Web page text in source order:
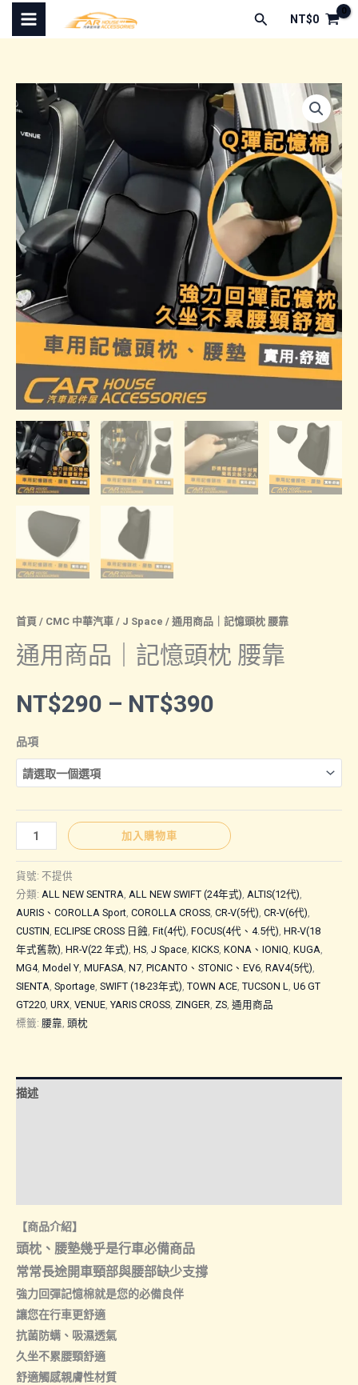
搜
尋
NT$0
首頁 / CMC 中華汽車 / J Space / 通用商品｜記憶頭枕 腰靠
通用商品｜記憶頭枕 腰靠
NT$290 – NT$390
範
圍：
到
NT$390
品項
用
商
品
｜
記
憶
腰
量
加入購物車
貨號: 不提供
分類: ALL NEW SENTRA, ALL NEW SWIFT (24年式), ALTIS(12代),
AURIS、COROLLA Sport, COROLLA CROSS, CR-V(5代), CR-V(6代),
CUSTIN, ECLIPSE CROSS 日蝕, Fit(4代), FOCUS(4代、4.5代), HR-V(18
年式舊款), HR-V(22 年式), HS, J Space, KICKS, KONA、IONIQ, KUGA,
MG4, Model Y, MUFASA, N7, PICANTO、STONIC、EV6, RAV4(5代),
SIENTA, Sportage, SWIFT (18-23年式), TOWN ACE, TUCSON L, U6 GT
GT220, URX, VENUE, YARIS CROSS, ZINGER, ZS, 通用商品
標籤: 腰靠, 頭枕
描述
【商品介紹】
頭枕、腰墊幾乎是行車必備商品
常常長途開車頸部與腰部缺少支撐
強力回彈記憶棉就是您的必備良伴
讓您在行車更舒適
抗菌防螨、吸濕透氣
久坐不累腰頸舒適
舒適觸感親膚性材質